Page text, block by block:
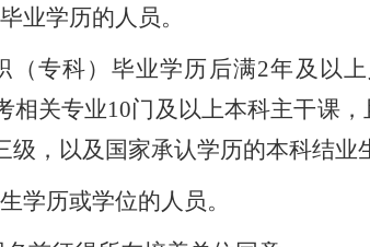
业学历的人员。
（专科）毕业学历后满2年及以
相关专业10门及以上本科主干课
，以及国家承认学历的本科结业
学历或学位的人员。